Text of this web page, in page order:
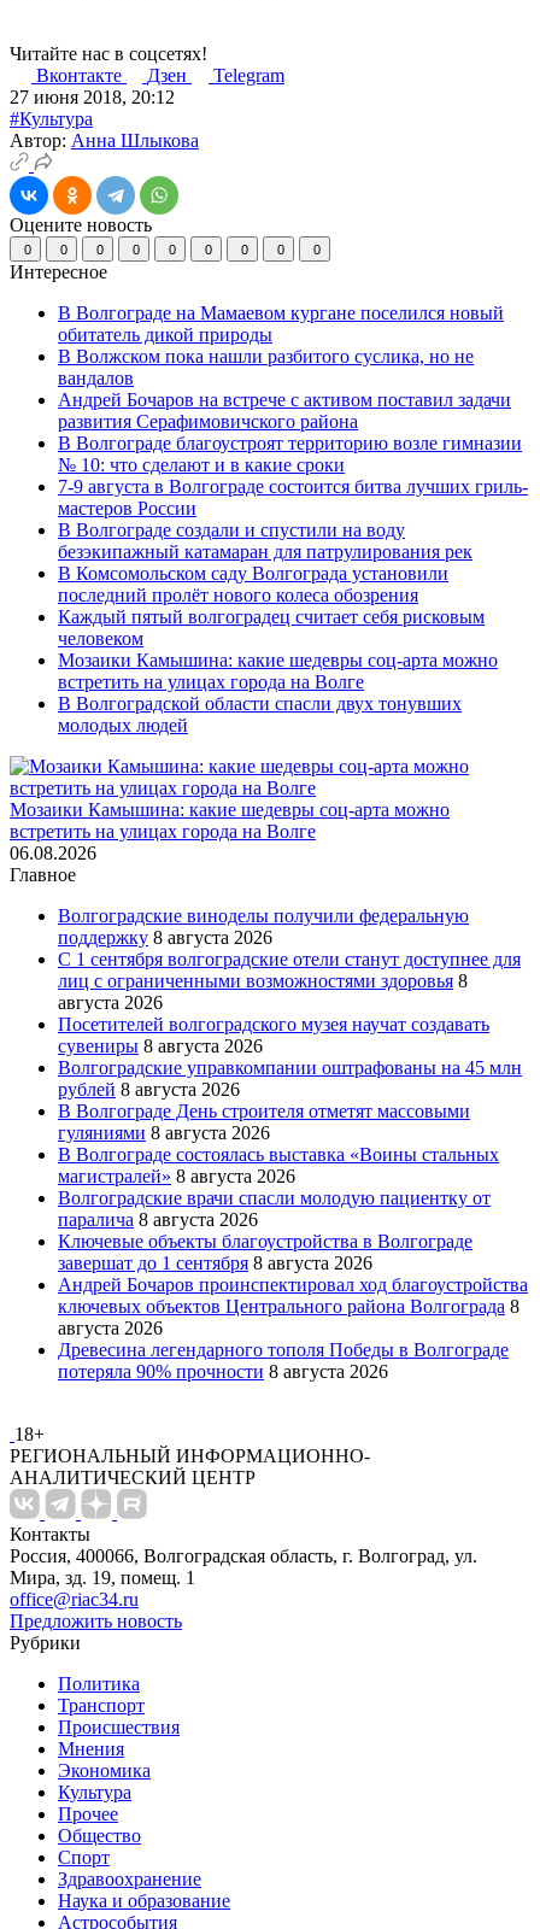
Читайте нас в соцсетях!
Вконтакте
Дзен
Telegram
27 июня 2018, 20:12
#Культура
Автор: Анна Шлыкова
Оцените новость
0 0 0 0 0 0 0 0 0
Интересное
В Волгограде на Мамаевом кургане поселился новый
обитатель дикой природы
В Волжском пока нашли разбитого суслика, но не
вандалов
Андрей Бочаров на встрече с активом поставил задачи
развития Серафимовичского района
В Волгограде благоустроят территорию возле гимназии
№ 10: что сделают и в какие сроки
7-9 августа в Волгограде состоится битва лучших гриль-
мастеров России
В Волгограде создали и спустили на воду
безэкипажный катамаран для патрулирования рек
В Комсомольском саду Волгограда установили
последний пролёт нового колеса обозрения
Каждый пятый волгоградец считает себя рисковым
человеком
Мозаики Камышина: какие шедевры соц-арта можно
встретить на улицах города на Волге
В Волгоградской области спасли двух тонувших
молодых людей
Мозаики Камышина: какие шедевры соц-арта можно
встретить на улицах города на Волге
06.08.2026
Главное
Волгоградские виноделы получили федеральную
поддержку 8 августа 2026
С 1 сентября волгоградские отели станут доступнее для
лиц с ограниченными возможностями здоровья 8
августа 2026
Посетителей волгоградского музея научат создавать
сувениры 8 августа 2026
Волгоградские управкомпании оштрафованы на 45 млн
рублей 8 августа 2026
В Волгограде День строителя отметят массовыми
гуляниями 8 августа 2026
В Волгограде состоялась выставка «Воины стальных
магистралей» 8 августа 2026
Волгоградские врачи спасли молодую пациентку от
паралича 8 августа 2026
Ключевые объекты благоустройства в Волгограде
завершат до 1 сентября 8 августа 2026
Андрей Бочаров проинспектировал ход благоустройства
ключевых объектов Центрального района Волгограда 8
августа 2026
Древесина легендарного тополя Победы в Волгограде
потеряла 90% прочности 8 августа 2026
18+
РЕГИОНАЛЬНЫЙ ИНФОРМАЦИОННО-
АНАЛИТИЧЕСКИЙ ЦЕНТР
Контакты
Россия, 400066, Волгоградская область, г. Волгоград, ул.
Мира, зд. 19, помещ. 1
office@riac34.ru
Предложить новость
Рубрики
Политика
Транспорт
Происшествия
Мнения
Экономика
Культура
Прочее
Общество
Спорт
Здравоохранение
Наука и образование
Астрособытия